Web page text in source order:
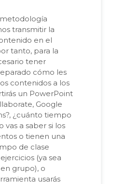
transmitir la
en el
tanto, para la
tener
cómo les
contenidos a los
un PowerPoint
Google
¿cuánto tiempo
vas a saber si los
o tienen una
de clase
(ya sea
grupo), o
usarás